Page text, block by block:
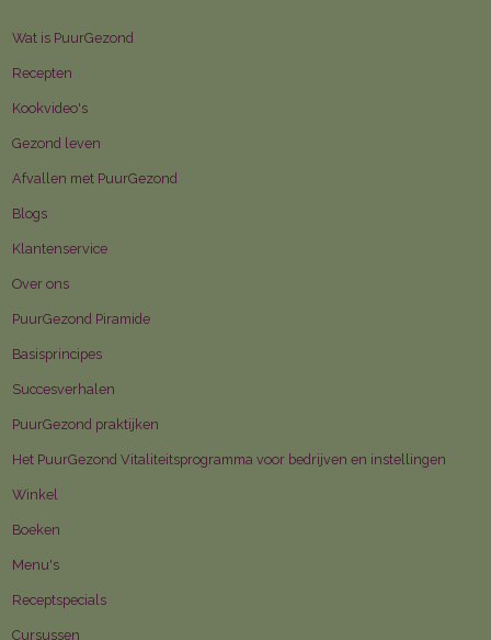
Wat is PuurGezond
Recepten
Kookvideo's
Gezond leven
Afvallen met PuurGezond
Blogs
Klantenservice
Over ons
PuurGezond Piramide
Basisprincipes
Succesverhalen
PuurGezond praktijken
Het PuurGezond Vitaliteitsprogramma voor bedrijven en instellingen
Winkel
Boeken
Menu's
Receptspecials
Cursussen